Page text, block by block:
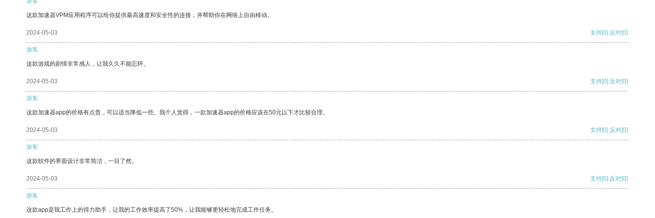
这款加速器VPM应用程序可以给你提供最高速度和安全性的连接，并帮助你在网络上自由移动。
2024-05-03 支持[0] 反对[0]
游客
这款游戏的剧情非常感人，让我久久不能忘怀。
2024-05-03 支持[0] 反对[0]
游客
这款加速器app的价格有点贵，可以适当降低一些。我个人觉得，一款加速器app的价格应该在50元以下才比较合理。
2024-05-03 支持[0] 反对[0]
游客
这款软件的界面设计非常简洁，一目了然。
2024-05-03 支持[0] 反对[0]
游客
这款app是我工作上的得力助手，让我的工作效率提高了50%，让我能够更轻松地完成工作任务。